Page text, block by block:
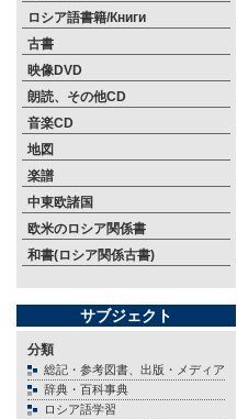
ロシア語書籍/Книги
古書
映像DVD
朗読、その他CD
音楽CD
地図
楽譜
中東欧諸国
欧米のロシア関係書
和書(ロシア関係古書)
サブジェクト
分類
総記・参考図書、出版・メディア
辞典・百科事典
ロシア語学習